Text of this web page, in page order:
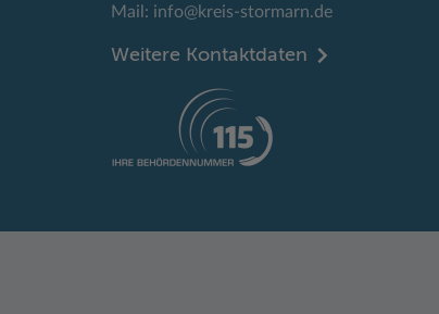
Mail: info@kreis-stormarn.de
Weitere Kontaktdaten